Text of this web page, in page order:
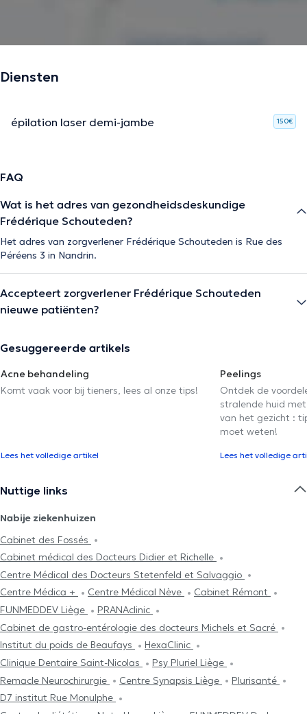
Diensten
épilation laser demi-jambe 150€
FAQ
Wat is het adres van gezondheidsdeskundige
Frédérique Schouteden?
Het adres van zorgverlener Frédérique Schouteden is Rue des
Péréens 3 in Nandrin.
Accepteert zorgverlener Frédérique Schouteden
nieuwe patiënten?
Gesuggereerde artikels
Acne behandeling
Komt vaak voor bij tieners, lees al onze tips!
Lees het volledige artikel
Peelings
Ontdek de
stralende huid
van het gezicht :
moet weten!
Lees het volledige
Nuttige links
Nabije ziekenhuizen
Cabinet des Fossés
Cabinet médical des Docteurs Didier et Richelle
Centre Médical des Docteurs Stetenfeld et Salvaggio
Centre Médica +
Centre Médical Nève
Cabinet Rémont
FUNMEDDEV Liège
PRANAclinic
Cabinet de gastro-entérologie des docteurs Michels et Sacré
Institut du poids de Beaufays
HexaClinic
Clinique Dentaire Saint-Nicolas
Psy Pluriel Liège
Remacle Neurochirurgie
Centre Synapsis Liège
Plurisanté
D7 institut Rue Monulphe